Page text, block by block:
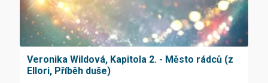
Veronika Wildová, Kapitola 2. - Město rádců (z
Ellori, Příběh duše)